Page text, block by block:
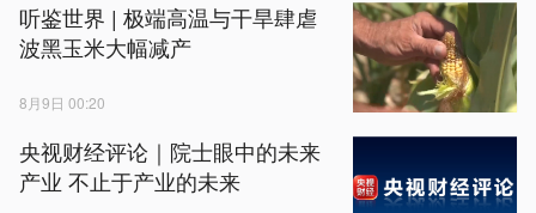
听鉴世界 | 极端高温与干旱肆虐
波黑玉米大幅减产
8月9日 00:20
央视财经评论｜院士眼中的未来
产业 不止于产业的未来